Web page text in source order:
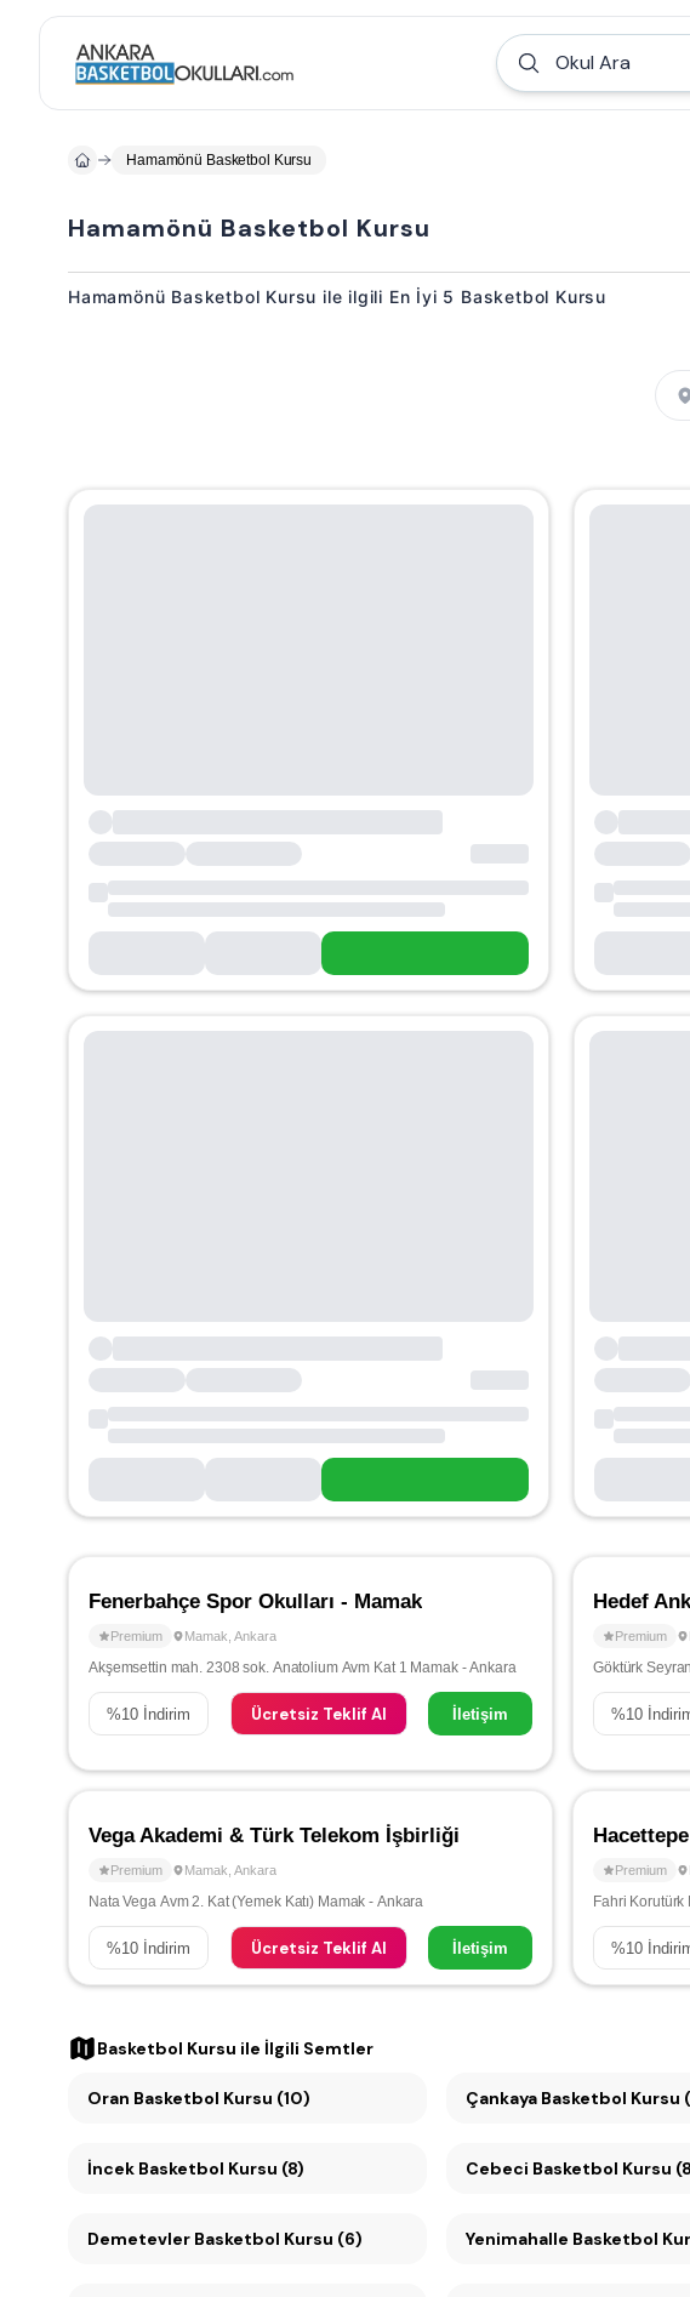
Okul Ara
Hamamönü Basketbol Kursu
Hamamönü Basketbol Kursu
Hamamönü Basketbol Kursu ile ilgili En İyi 5 Basketbol Kursu
Fenerbahçe Spor Okulları - Mamak
Premium Mamak Ankara
Akşemsettin mah. 2308 sok. Anatolium Avm Kat 1 Mamak - Ankara
%10 İndirim Ücretsiz Teklif Al İletişim
Hedef
Premium
Göktürk
%10
Vega Akademi & Türk Telekom İşbirliği
Premium Mamak Ankara
Nata Vega Avm 2. Kat (Yemek Katı) Mamak - Ankara
%10 İndirim Ücretsiz Teklif Al İletişim
Premium
Fahri
%10
Basketbol Kursu ile İlgili Semtler
Oran Basketbol Kursu (10) Çankaya Basketbol
İncek Basketbol Kursu (8) Cebeci Basketbol Kursu
Demetevler Basketbol Kursu (6) Yenimahalle Basketbol